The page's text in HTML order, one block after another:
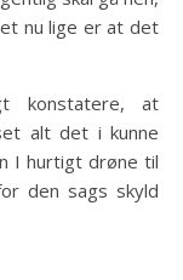
nu lige er at det
konstatere, at
alt det i kunne
I hurtigt drøne til
den sags skyld